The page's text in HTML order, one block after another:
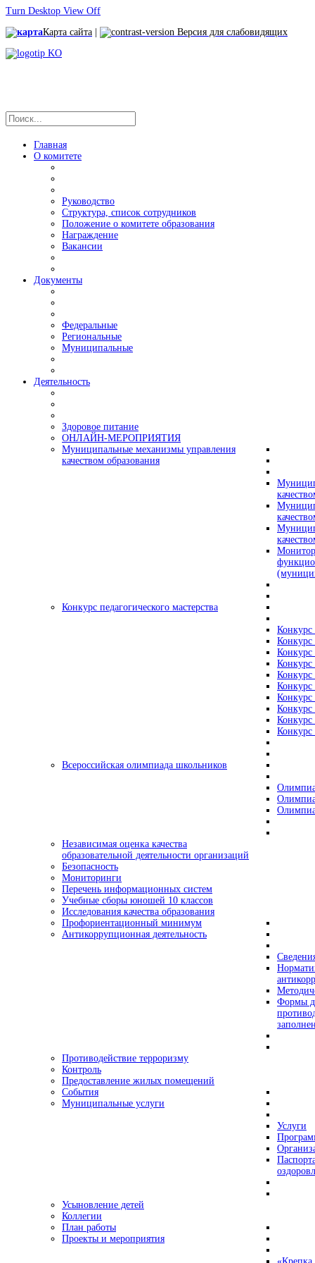
Turn Desktop View Off
Карта сайта
Версия для слабовидящих
Главная
О комитете
Руководство
Структура, список сотрудников
Положение о комитете образования
Награждение
Вакансии
Документы
Федеральные
Региональные
Муниципальные
Деятельность
Здоровое питание
ОНЛАЙН-МЕРОПРИЯТИЯ
Муниципальные механизмы управления
качеством образования
Конкурс педагогического мастерства
Конкурс
Конкурс
Конкурс
Конкурс
Конкурс
Конкурс
Конкурс
Конкурс
Конкурс
Конкурс
Всероссийская олимпиада школьников
Независимая оценка качества
образовательной деятельности организаций
Безопасность
Мониторинги
Перечень информационных систем
Учебные сборы юношей 10 классов
Исследования качества образования
Профориентационный минимум
Антикоррупционная деятельность
Формы
Противодействие терроризму
Контроль
Предоставление жилых помещений
События
Муниципальные услуги
Услуги
Усыновление детей
Коллегии
План работы
Проекты и мероприятия